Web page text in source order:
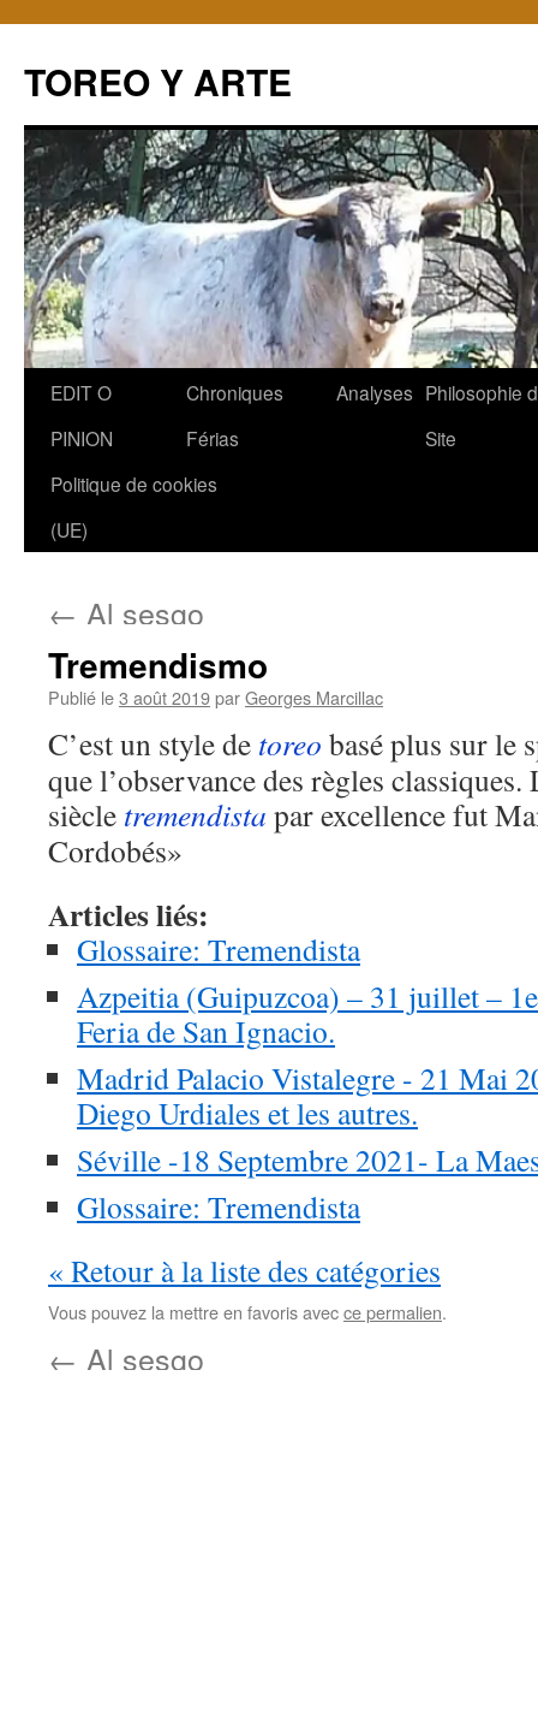
TOREO Y ARTE
Aller
contenu
EDIT O
PINION
Chroniques
Férias
Analyses Philosophie
Site
Politique de cookies
(UE)
← Al sesgo
Tremendismo
Publié le3 août 2019parGeorges Marcillac
C’est un style de toreo basé plus sur le
que l’observance des règles
siècle tremendista par excellence fut
Cordobés»
Articles liés:
Glossaire: Tremendista
Azpeitia (Guipuzcoa) – 31 juillet –
Feria de San Ignacio.
Madrid Palacio Vistalegre - 21 Mai
Diego Urdiales et les autres.
Séville -18 Septembre 2021- La
Glossaire: Tremendista
« Retour à la liste des catégories
Vous pouvez la mettre en favoris avecce permalien.
← Al sesgo